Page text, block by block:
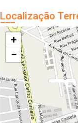
Localização
+
−